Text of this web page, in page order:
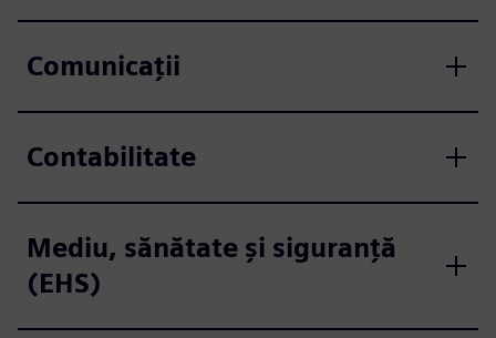
Comunicații
Contabilitate
Mediu, sănătate și siguranță
(EHS)